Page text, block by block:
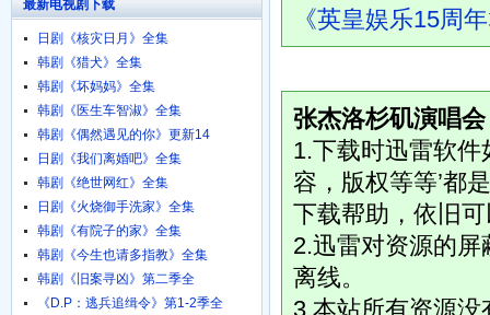
《英皇娱乐15周
张杰洛杉矶演唱
1.下载时迅雷软件
容，版权等等’都
下载帮助，依旧
2.迅雷对资源的
离线。
3.本站所有资源
最新电视剧下载
日剧《核灾日月》全集
韩剧《猎犬》全集
韩剧《坏妈妈》全集
韩剧《医生车智淑》全集
韩剧《偶然遇见的你》更新14
日剧《我们离婚吧》全集
韩剧《绝世网红》全集
日剧《火烧御手洗家》全集
韩剧《有院子的家》全集
韩剧《今生也请多指教》全集
韩剧《旧案寻凶》第二季全
《D.P：逃兵追缉令》第1-2季全